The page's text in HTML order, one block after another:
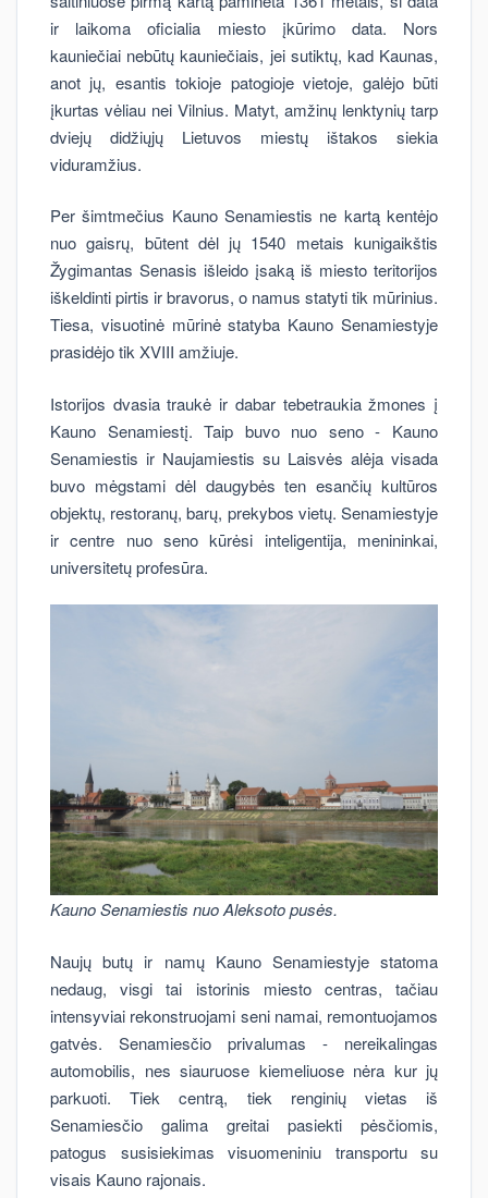
ir laikoma oficialia miesto įkūrimo data. Nors
kauniečiai nebūtų kauniečiais, jei sutiktų, kad Kaunas,
anot jų, esantis tokioje patogioje vietoje, galėjo būti
įkurtas vėliau nei Vilnius. Matyt, amžinų lenktynių tarp
dviejų didžiųjų Lietuvos miestų ištakos siekia
viduramžius.
Per šimtmečius Kauno Senamiestis ne kartą kentėjo
nuo gaisrų, būtent dėl jų 1540 metais kunigaikštis
Žygimantas Senasis išleido įsaką iš miesto teritorijos
iškeldinti pirtis ir bravorus, o namus statyti tik mūrinius.
Tiesa, visuotinė mūrinė statyba Kauno Senamiestyje
prasidėjo tik XVIII amžiuje.
Istorijos dvasia traukė ir dabar tebetraukia žmones į
Kauno Senamiestį. Taip buvo nuo seno - Kauno
Senamiestis ir Naujamiestis su Laisvės alėja visada
buvo mėgstami dėl daugybės ten esančių kultūros
objektų, restoranų, barų, prekybos vietų. Senamiestyje
ir centre nuo seno kūrėsi inteligentija, menininkai,
universitetų profesūra.
Kauno Senamiestis nuo Aleksoto pusės.
Naujų butų ir namų Kauno Senamiestyje statoma
nedaug, visgi tai istorinis miesto centras, tačiau
intensyviai rekonstruojami seni namai, remontuojamos
gatvės. Senamiesčio privalumas - nereikalingas
automobilis, nes siauruose kiemeliuose nėra kur jų
parkuoti. Tiek centrą, tiek renginių vietas iš
Senamiesčio galima greitai pasiekti pėsčiomis,
patogus susisiekimas visuomeniniu transportu su
visais Kauno rajonais.